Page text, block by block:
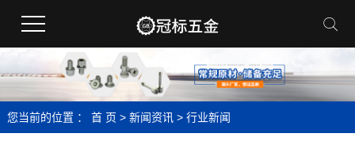
您当前的位置 ： 首 页 > 新闻资讯> 行业新闻